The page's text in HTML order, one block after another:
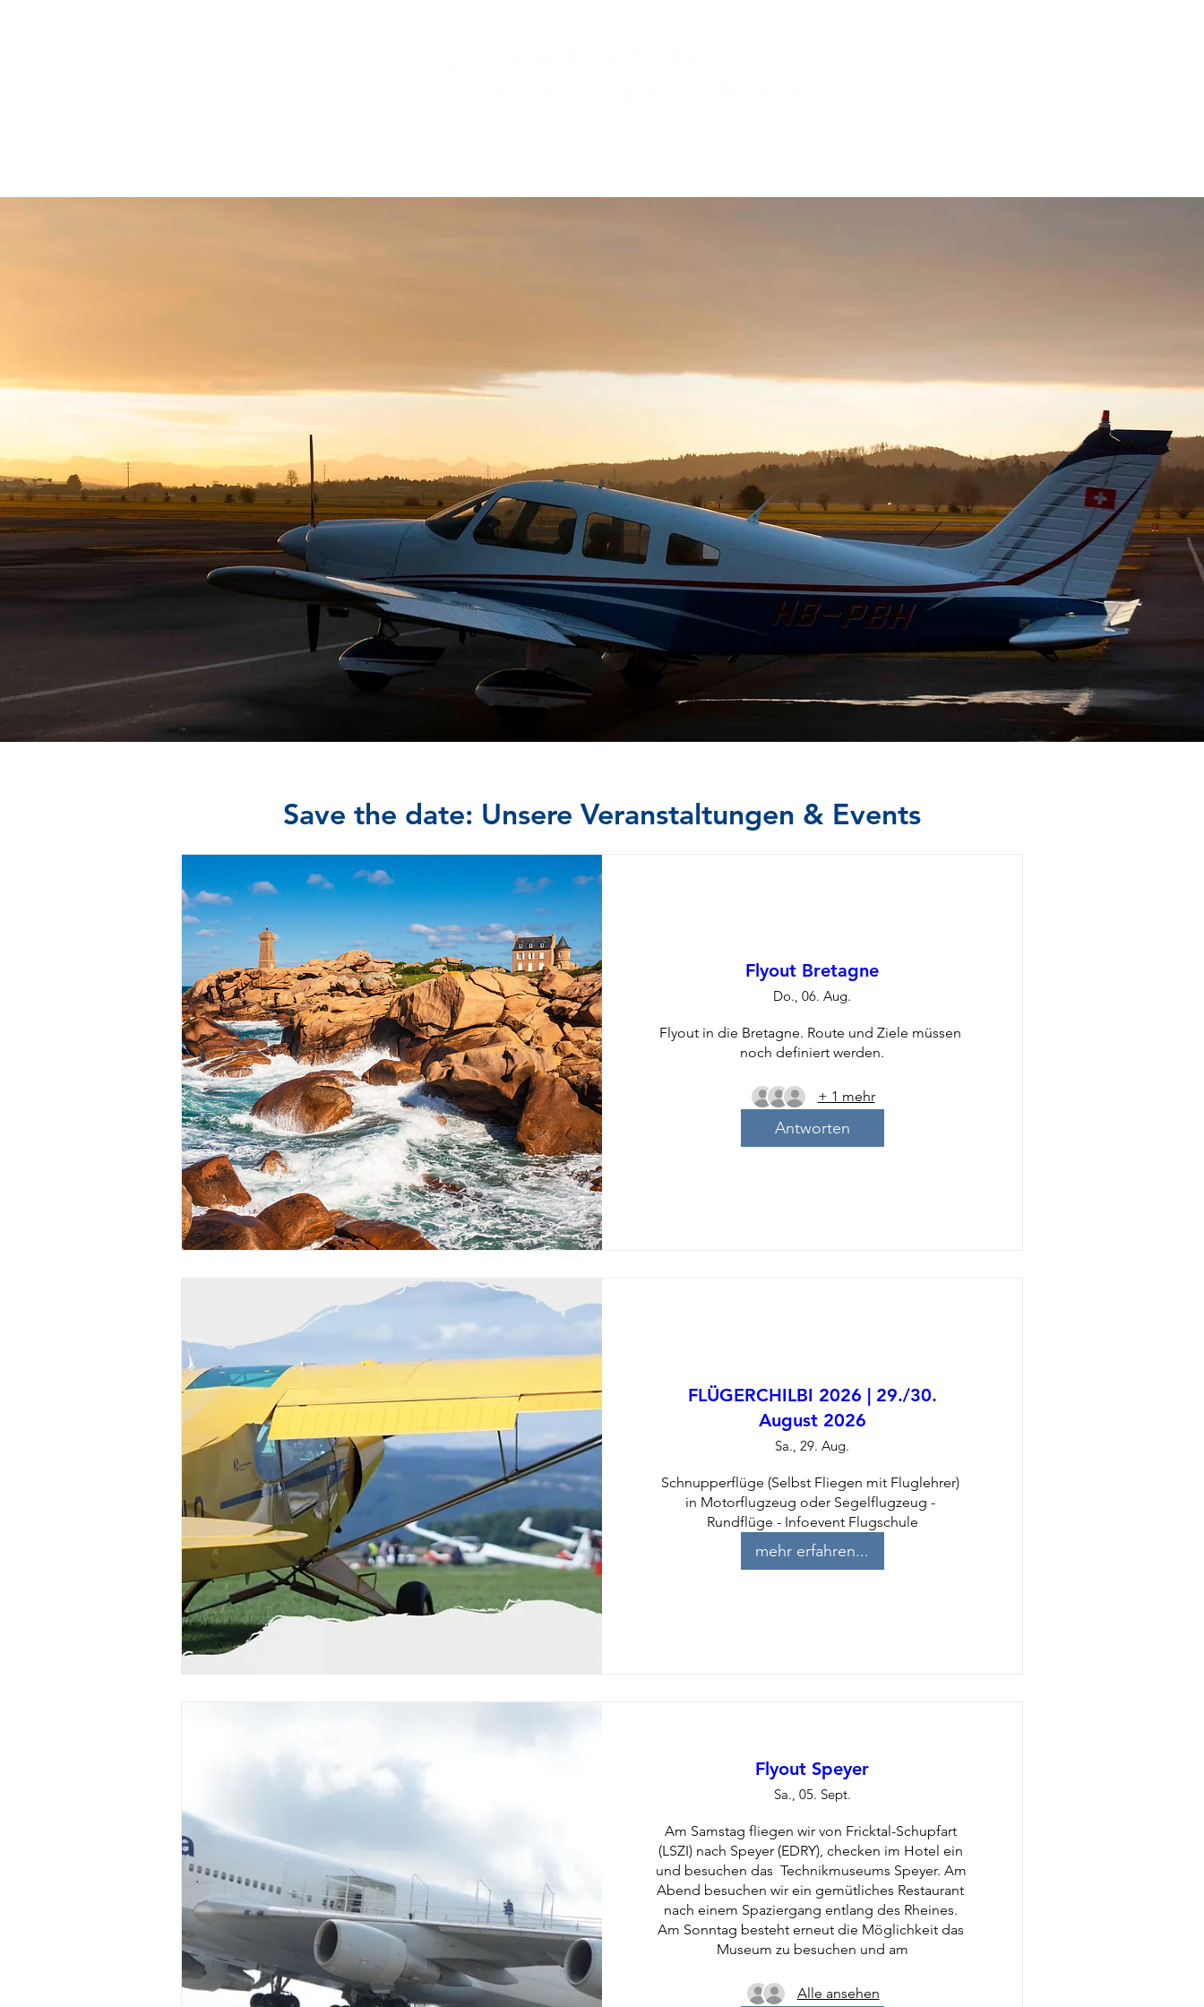
Save the date: Unsere Veranstaltungen & Events
Flyout Bretagne
Do., 06. Aug.
Flyout in die Bretagne. Route und Ziele müssen
noch definiert werden.
+ 1 mehr
Antworten
FLÜGERCHILBI 2026 | 29./30.
August 2026
Sa., 29. Aug.
Schnupperflüge (Selbst Fliegen mit Fluglehrer)
in Motorflugzeug oder Segelflugzeug -
Rundflüge - Infoevent Flugschule
mehr erfahren...
Flyout Speyer
Sa., 05. Sept.
Am Samstag fliegen wir von Fricktal-Schupfart
(LSZI) nach Speyer (EDRY), checken im Hotel ein
und besuchen das  Technikmuseums Speyer. Am
Abend besuchen wir ein gemütliches Restaurant
nach einem Spaziergang entlang des Rheines.
Am Sonntag besteht erneut die Möglichkeit das
Museum zu besuchen und am
Alle ansehen